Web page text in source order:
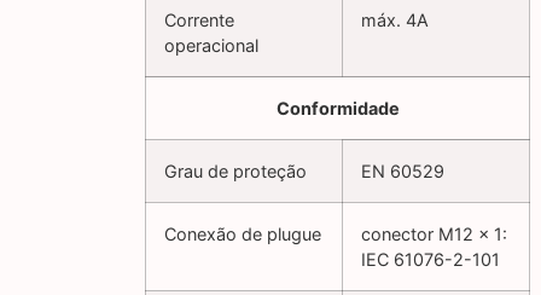
Corrente
operacional
máx. 4A
Conformidade
Grau de proteção EN 60529
Conexão de plugue
conector M12 x 1:
IEC 61076-2-101